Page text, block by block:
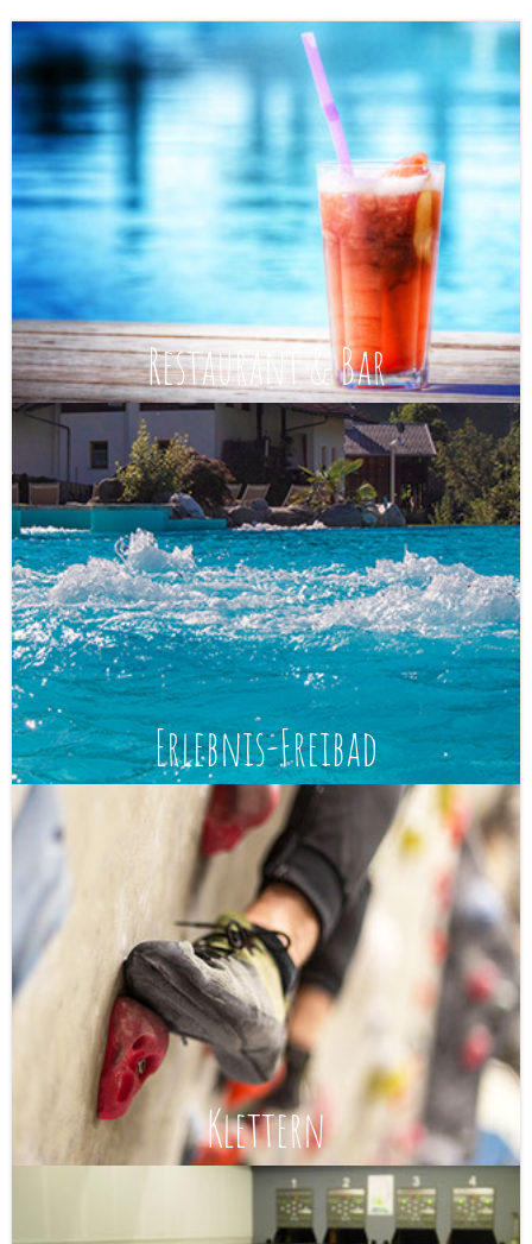
Restaurant & Bar
Erlebnis-Freibad
Klettern